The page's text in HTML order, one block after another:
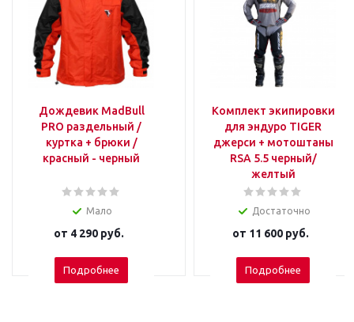
Дождевик MadBull
PRO раздельный /
куртка + брюки /
красный - черный
Мало
от 4 290 руб.
Подробнее
Комплект экипировки
для эндуро TIGER
джерси + мотоштаны
RSA 5.5 черный/
желтый
Достаточно
от 11 600 руб.
Подробнее